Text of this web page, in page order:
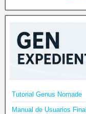
Tutorial Genus Nomade
Manual de Usuarios